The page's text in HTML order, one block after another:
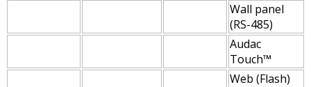
Wall panel
(RS-485)
Audac
Touch™
Web (Flash)